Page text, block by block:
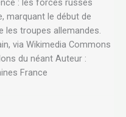
: les forces russes
marquant le début de
les troupes allemandes.
via Wikimedia Commons
du néant Auteur :
France